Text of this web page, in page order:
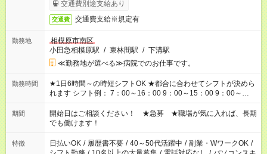
交通費別途支給あり
交通費 交通費支給※規定有
勤務地
相模原市南区
小田急相模原駅 / 東林間駅 / 下溝駅
≪勤務地が選べる≫病院でのお仕事です。
勤務時間
★1日6時間～の時短シフトOK ★都合に合わせてシフトが決めら
れます シフト例： 7：00～16：00 9：00～15：00 9：00～
18：00 11：00～20：00 など ※Wワークの場合、他のお仕事と
合わせ週40時間超の就業はご案内できません ※法令に基づき、
週20時間以上勤務は社会保険への加入対象となります ※労働者
派遣法（日雇い派遣の原則禁止）により、短時間・短期間の就
業はご案内が難しい場合があります
期間
開始日はご相談ください！ ★急募 ★職場が気に入れば、長期
でも働けます！
特徴 日払いOK / 履歴書不要 / 40～50代活躍中 / 副業・WワークOK /